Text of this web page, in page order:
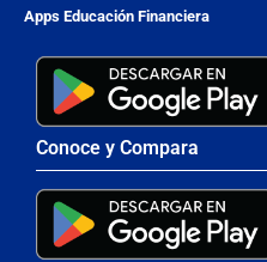
Apps Educación Financiera
Conoce y Compara